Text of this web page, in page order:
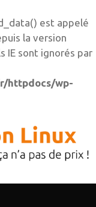
est appelé
la version
IE sont ignorés par
httpdocs/wp-